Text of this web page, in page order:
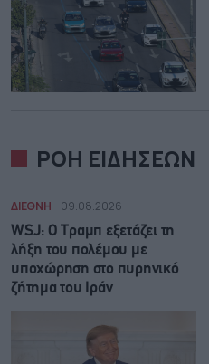
ΡΟΗ ΕΙΔΗΣΕΩΝ
ΔΙΕΘΝΗ 09.08.2026
WSJ: Ο Τραμπ εξετάζει τη
λήξη του πολέμου με
υποχώρηση στο πυρηνικό
ζήτημα του Ιράν